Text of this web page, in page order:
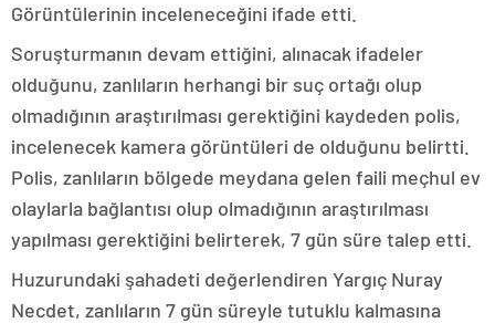
Görüntülerinin inceleneceğini ifade etti.
Soruşturmanın devam ettiğini, alınacak ifadeler
olduğunu, zanlıların herhangi bir suç ortağı olup
olmadığının araştırılması gerektiğini kaydeden polis,
incelenecek kamera görüntüleri de olduğunu belirtti.
Polis, zanlıların bölgede meydana gelen faili meçhul ev
olaylarla bağlantısı olup olmadığının araştırılması
yapılması gerektiğini belirterek, 7 gün süre talep etti.
Huzurundaki şahadeti değerlendiren Yargıç Nuray
Necdet, zanlıların 7 gün süreyle tutuklu kalmasına